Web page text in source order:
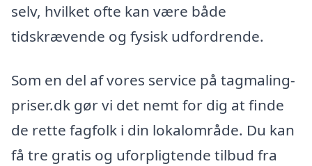
selv, hvilket ofte kan være både
tidskrævende og fysisk udfordrende.
Som en del af vores service på tagmaling-
priser.dk gør vi det nemt for dig at finde
de rette fagfolk i din lokalområde. Du kan
få tre gratis og uforpligtende tilbud fra